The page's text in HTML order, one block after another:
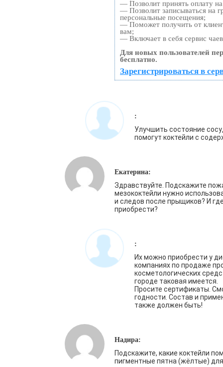
— Позволит принять оплату
— Позволит записываться на
персональные посещения;
— Поможет получить от
вам;
— Включает в себя сервис
Для новых пользователей
бесплатно.
Зарегистрироваться в
:
Улучшить состояние
помогут коктейли с
Екатерина:
Здравствуйте. Подскажите
мезококтейли нужно
и следов после прыщиков? И
приобрести?
:
Их можно приобрести у
компаниях по продаже
косметологических
городе таковая имеется.
Просите сертификаты.
годности. Состав и
также должен быть!
Надира:
Подскажите, какие коктейли
пигментные пятна (жёлтые)